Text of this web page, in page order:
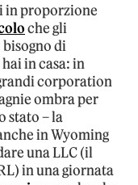
in proporzione
che gli
di
in casa: in
corporation
ombra per
stato – la
in Wyoming
una LLC (il
in una giornata